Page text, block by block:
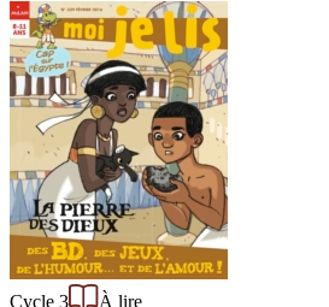
Cycle 3 À lire